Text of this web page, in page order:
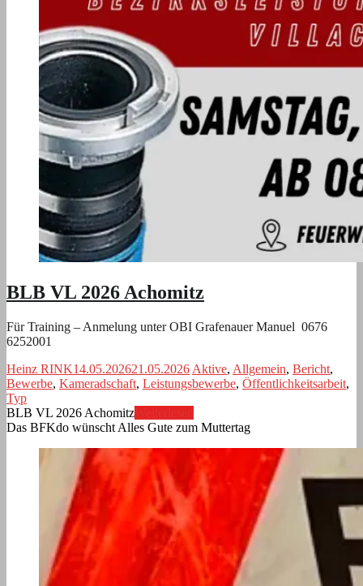
BLB VL 2026 Achomitz
Für Training – Anmelung unter OBI Grafenauer Manuel 0676
6252001
Heinz RINK14.05.202621.05.2026 Aktive, Allgemein, Bericht,
Bewerbe, Kameradschaft, Leistungsbewerbe, Öffentlichkeitsarbeit,
Typ
BLB VL 2026 Achomitz
Das BFKdo wünscht Alles Gute zum Muttertag